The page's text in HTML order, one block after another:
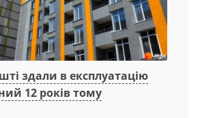
здали в експлуатацію
12 років тому